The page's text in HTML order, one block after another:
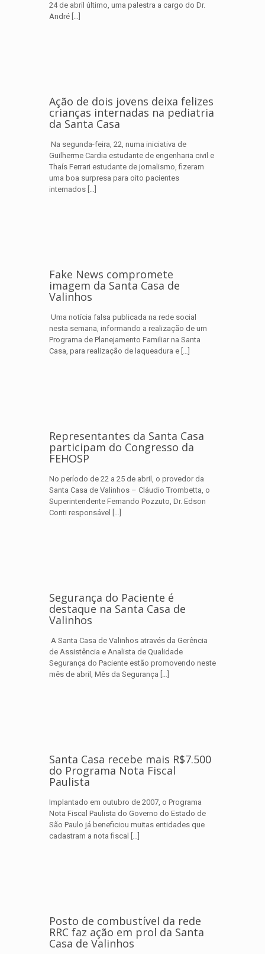
24 de abril último, uma palestra a cargo do Dr.
André […]
Ação de dois jovens deixa felizes
crianças internadas na pediatria
da Santa Casa
Na segunda-feira, 22, numa iniciativa de
Guilherme Cardia estudante de engenharia civil e
Thaís Ferrari estudante de jornalismo, fizeram
uma boa surpresa para oito pacientes
internados […]
Fake News compromete
imagem da Santa Casa de
Valinhos
Uma notícia falsa publicada na rede social
nesta semana, informando a realização de um
Programa de Planejamento Familiar na Santa
Casa, para realização de laqueadura e […]
Representantes da Santa Casa
participam do Congresso da
FEHOSP
No período de 22 a 25 de abril, o provedor da
Santa Casa de Valinhos – Cláudio Trombetta, o
Superintendente Fernando Pozzuto, Dr. Edson
Conti responsável
[…]
Segurança do Paciente é
destaque na Santa Casa de
Valinhos
A Santa Casa de Valinhos através da Gerência
de Assistência e Analista de Qualidade
Segurança do Paciente estão promovendo neste
mês de abril, Mês da Segurança […]
Santa Casa recebe mais R$7.500
do Programa Nota Fiscal
Paulista
Implantado em outubro de 2007, o Programa
Nota Fiscal Paulista do Governo do Estado de
São Paulo já beneficiou muitas entidades que
cadastram a nota fiscal
[…]
Posto de combustível da rede
RRC faz ação em prol da Santa
Casa de Valinhos